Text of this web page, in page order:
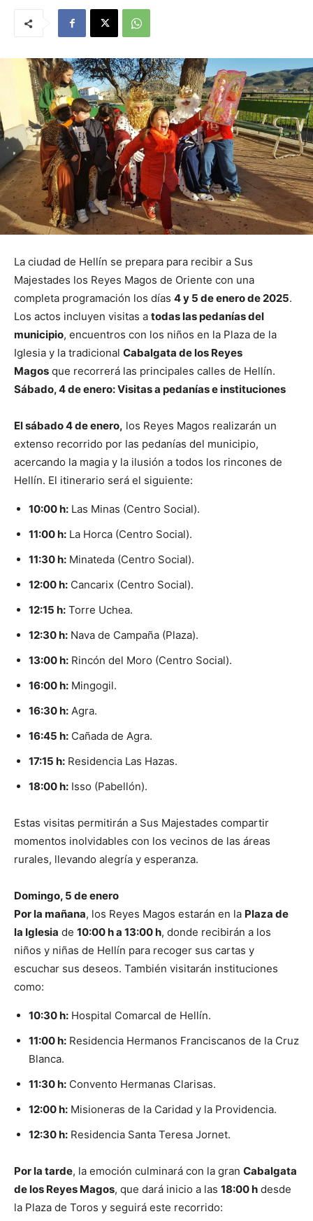
La ciudad de Hellín se prepara para recibir a Sus
Majestades los Reyes Magos de Oriente con una
completa programación los días 4 y 5 de enero de 2025.
Los actos incluyen visitas a todas las pedanías del
municipio, encuentros con los niños en la Plaza de la
Iglesia y la tradicional Cabalgata de los Reyes
Magos que recorrerá las principales calles de Hellín.
Sábado, 4 de enero: Visitas a pedanías e instituciones
El sábado 4 de enero, los Reyes Magos realizarán un
extenso recorrido por las pedanías del municipio,
acercando la magia y la ilusión a todos los rincones de
Hellín. El itinerario será el siguiente:
10:00 h: Las Minas (Centro Social).
11:00 h: La Horca (Centro Social).
11:30 h: Minateda (Centro Social).
12:00 h: Cancarix (Centro Social).
12:15 h: Torre Uchea.
12:30 h: Nava de Campaña (Plaza).
13:00 h: Rincón del Moro (Centro Social).
16:00 h: Mingogil.
16:30 h: Agra.
16:45 h: Cañada de Agra.
17:15 h: Residencia Las Hazas.
18:00 h: Isso (Pabellón).
Estas visitas permitirán a Sus Majestades compartir
momentos inolvidables con los vecinos de las áreas
rurales, llevando alegría y esperanza.
Domingo, 5 de enero
Por la mañana, los Reyes Magos estarán en la Plaza de
la Iglesia de 10:00 h a 13:00 h, donde recibirán a los
niños y niñas de Hellín para recoger sus cartas y
escuchar sus deseos. También visitarán instituciones
como:
10:30 h: Hospital Comarcal de Hellín.
11:00 h: Residencia Hermanos Franciscanos de la Cruz
Blanca.
11:30 h: Convento Hermanas Clarisas.
12:00 h: Misioneras de la Caridad y la Providencia.
12:30 h: Residencia Santa Teresa Jornet.
Por la tarde, la emoción culminará con la gran Cabalgata
de los Reyes Magos, que dará inicio a las 18:00 h desde
la Plaza de Toros y seguirá este recorrido: